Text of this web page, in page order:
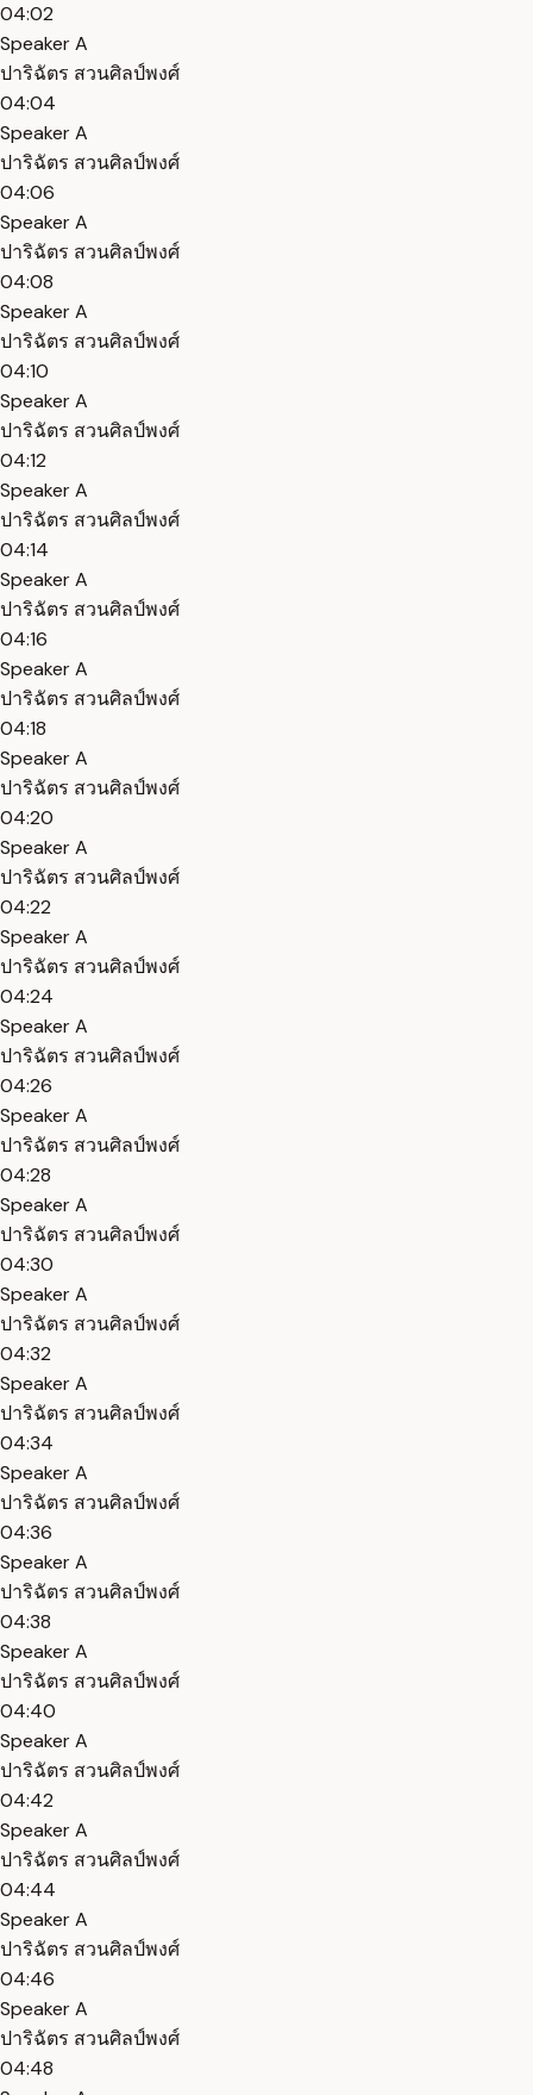
04:02
Speaker A
ปาริฉัตร สวนศิลป์พงศ์
04:04
Speaker A
ปาริฉัตร สวนศิลป์พงศ์
04:06
Speaker A
ปาริฉัตร สวนศิลป์พงศ์
04:08
Speaker A
ปาริฉัตร สวนศิลป์พงศ์
04:10
Speaker A
ปาริฉัตร สวนศิลป์พงศ์
04:12
Speaker A
ปาริฉัตร สวนศิลป์พงศ์
04:14
Speaker A
ปาริฉัตร สวนศิลป์พงศ์
04:16
Speaker A
ปาริฉัตร สวนศิลป์พงศ์
04:18
Speaker A
ปาริฉัตร สวนศิลป์พงศ์
04:20
Speaker A
ปาริฉัตร สวนศิลป์พงศ์
04:22
Speaker A
ปาริฉัตร สวนศิลป์พงศ์
04:24
Speaker A
ปาริฉัตร สวนศิลป์พงศ์
04:26
Speaker A
ปาริฉัตร สวนศิลป์พงศ์
04:28
Speaker A
ปาริฉัตร สวนศิลป์พงศ์
04:30
Speaker A
ปาริฉัตร สวนศิลป์พงศ์
04:32
Speaker A
ปาริฉัตร สวนศิลป์พงศ์
04:34
Speaker A
ปาริฉัตร สวนศิลป์พงศ์
04:36
Speaker A
ปาริฉัตร สวนศิลป์พงศ์
04:38
Speaker A
ปาริฉัตร สวนศิลป์พงศ์
04:40
Speaker A
ปาริฉัตร สวนศิลป์พงศ์
04:42
Speaker A
ปาริฉัตร สวนศิลป์พงศ์
04:44
Speaker A
ปาริฉัตร สวนศิลป์พงศ์
04:46
Speaker A
ปาริฉัตร สวนศิลป์พงศ์
04:48